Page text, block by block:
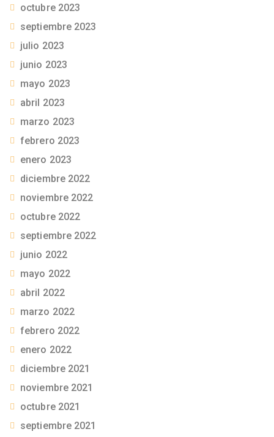
octubre 2023
septiembre 2023
julio 2023
junio 2023
mayo 2023
abril 2023
marzo 2023
febrero 2023
enero 2023
diciembre 2022
noviembre 2022
octubre 2022
septiembre 2022
junio 2022
mayo 2022
abril 2022
marzo 2022
febrero 2022
enero 2022
diciembre 2021
noviembre 2021
octubre 2021
septiembre 2021